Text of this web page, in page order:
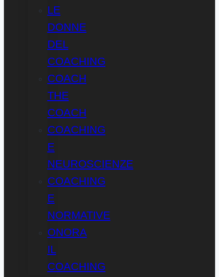
LE
DONNE
DEL
COACHING
COACH
THE
COACH
COACHING
E
NEUROSCIENZE
COACHING
E
NORMATIVE
ONORA
IL
COACHING